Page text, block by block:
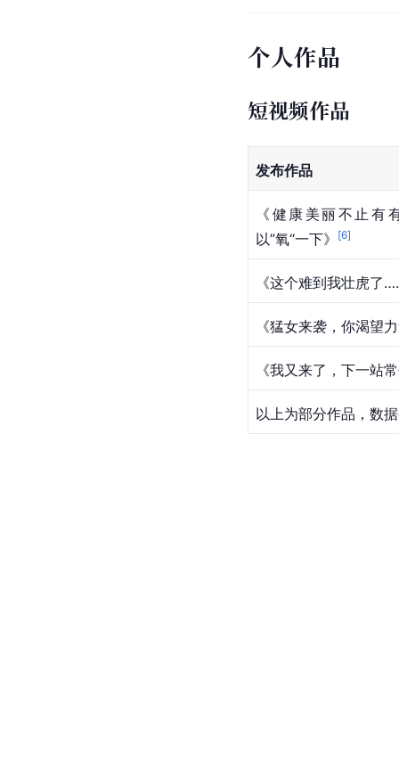
个人作品
短视频作品
发布作品
《健康美丽不止有
以”氧“一下》
[6]
《这个难到我壮虎了
《猛女来袭，你渴望
《我又来了，下一站
以上为部分作品，数